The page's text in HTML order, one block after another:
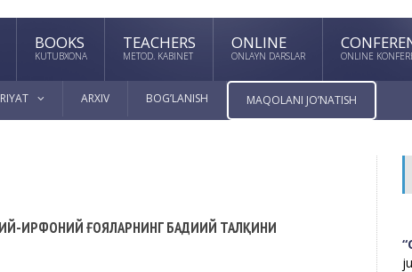
BOOKS
KUTUBXONA
TEACHERS
METOD. KABINET
ONLINE
ONLAYN DARSLAR ONLINE
ARXIV BOG’LANISH MAQOLANI JO’NATISH
ИРФОНИЙ ҒОЯЛАРНИНГ БАДИИЙ ТАЛҚИНИ